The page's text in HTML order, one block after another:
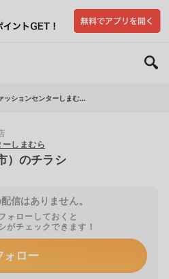
ッションセンターしまむ...
しまむら
）のチラシ
信はありません。
ォローしておくと
がチェックできます！
ォロー